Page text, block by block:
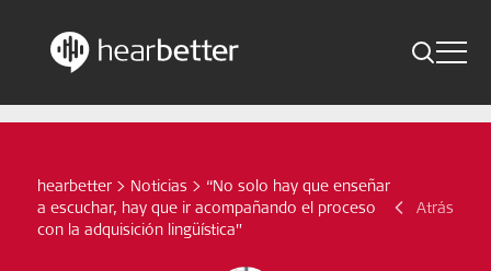
Skip
Toggle
Indicaciones
Noticias
Buscar
hearbetter > Noticias > “No solo hay que enseñar
a escuchar, hay que ir acompañando el proceso
con la adquisición lingüística”
Atrás